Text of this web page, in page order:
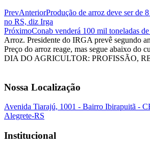
PrevAnteriorProdução de arroz deve ser de
no RS, diz Irga
PróximoConab venderá 100 mil toneladas
Arroz. Presidente do IRGA prevê segundo
Preço do arroz reage, mas segue abaixo do
DIA DO AGRICULTOR: PROFISSÃO,
Nossa Localização
Avenida Tiarajú, 1001 - Bairro Ibirapuitã -
Alegrete-RS
Institucional